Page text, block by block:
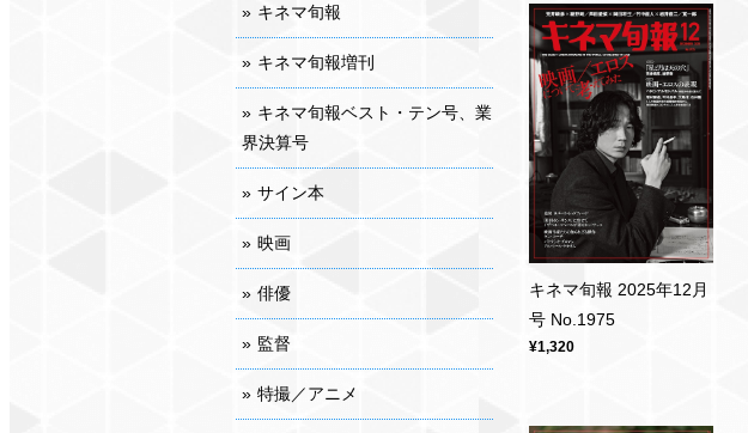
キネマ旬報 2025年12月
号 No.1975
¥1,320
キネマ旬報
キネマ旬報増刊
キネマ旬報ベスト・テン号、業
界決算号
サイン本
映画
俳優
監督
特撮／アニメ